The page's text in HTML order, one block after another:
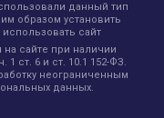
данный тип
образом установить
сайт
сайте при наличии
ст. 6 и ст. 10.1 152-ФЗ.
неограниченным
данных.